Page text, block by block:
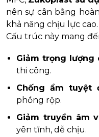
nên sự cân bằng
khả năng chịu lực cao.
Cấu trúc này mang
Giảm trọng lượng
thi công.
Chống ẩm tuyệt
phồng rộp.
Giảm truyền âm
yên tĩnh, dễ chịu.